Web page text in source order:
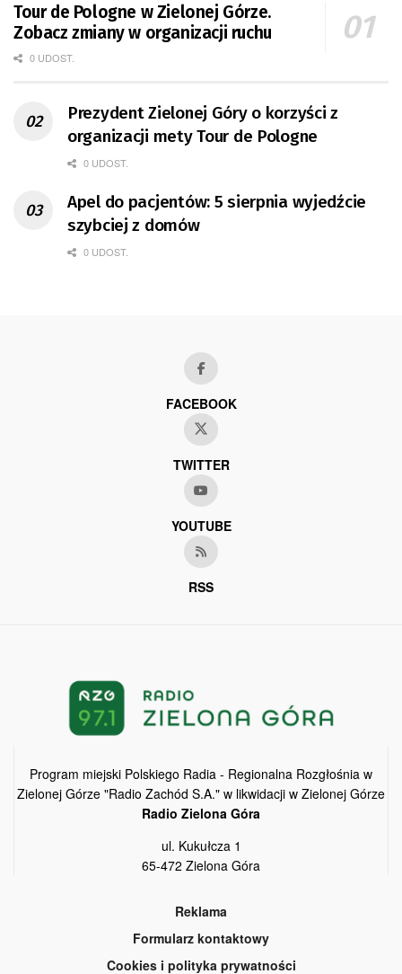
Tour de Pologne w Zielonej Górze.
Zobacz zmiany w organizacji ruchu
0 UDOST.
Prezydent Zielonej Góry o korzyści z
organizacji mety Tour de Pologne
0 UDOST.
Apel do pacjentów: 5 sierpnia wyjedźcie
szybciej z domów
0 UDOST.
FACEBOOK
TWITTER
YOUTUBE
RSS
Program miejski Polskiego Radia - Regionalna Rozgłośnia w
Zielonej Górze "Radio Zachód S.A." w likwidacji w Zielonej Górze
Radio Zielona Góra
ul. Kukułcza 1
65-472 Zielona Góra
Reklama
Formularz kontaktowy
Cookies i polityka prywatności